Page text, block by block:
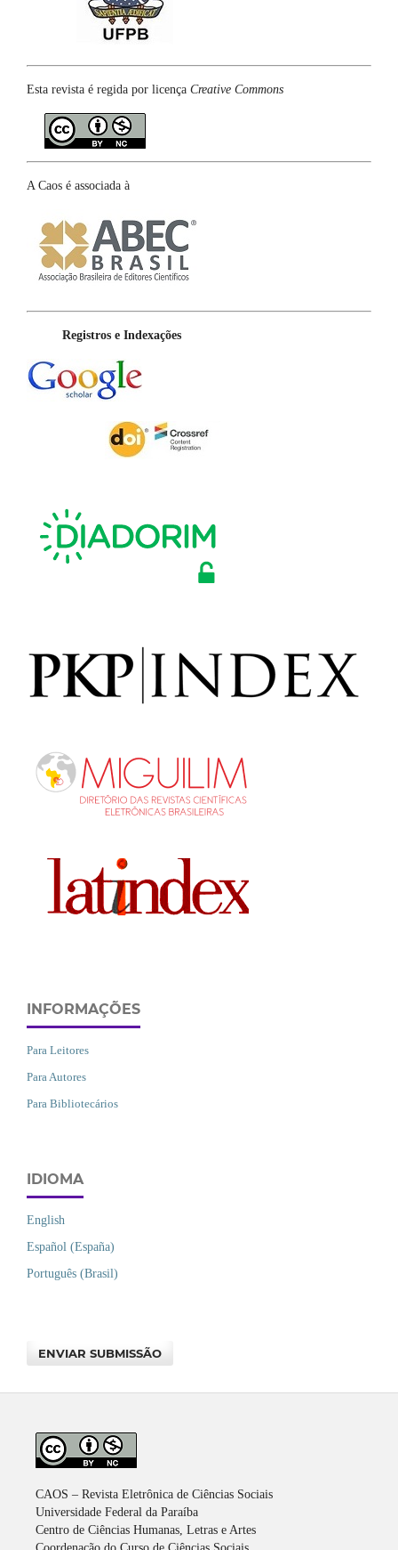
Esta revista é regida por licença Creative Commons
A Caos é associada à
Registros e Indexações
INFORMAÇÕES
Para Leitores
Para Autores
Para Bibliotecários
IDIOMA
English
Español (España)
Português (Brasil)
ENVIAR SUBMISSÃO
CAOS – Revista Eletrônica de Ciências Sociais
Universidade Federal da Paraíba
Centro de Ciências Humanas, Letras e Artes